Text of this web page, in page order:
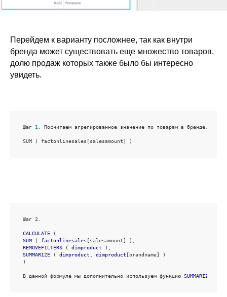
Перейдем к варианту посложнее, так как внутри
бренда может существовать еще множество товаров,
долю продаж которых также было бы интересно
увидеть.
Шаг 1. Посчитаем агрегированное значение по товарам в бренде.
SUM ( factonlinesales[salesamount] )
Шаг 2.
CALCULATE
SUM ( factonlinesales [salesamount]
REMOVEFILTERS ( dimproduct
SUMMARIZE ( dimproduct dimproduct [brandname]
)
)
В данной формуле мы дополнительно используем функцию SUMMARIZE